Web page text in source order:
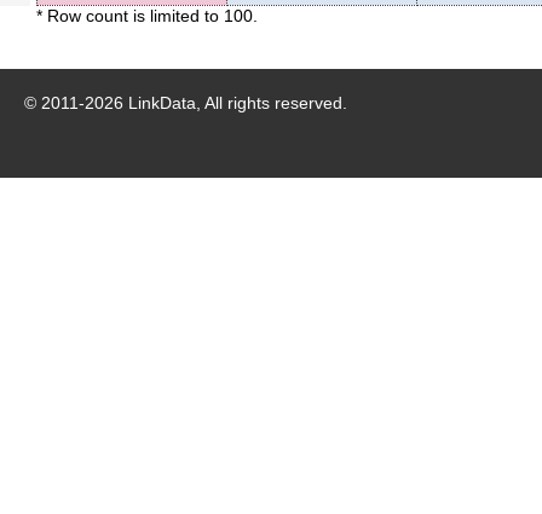
* Row count is limited to 100.
© 2011-2026 LinkData, All rights reserved.